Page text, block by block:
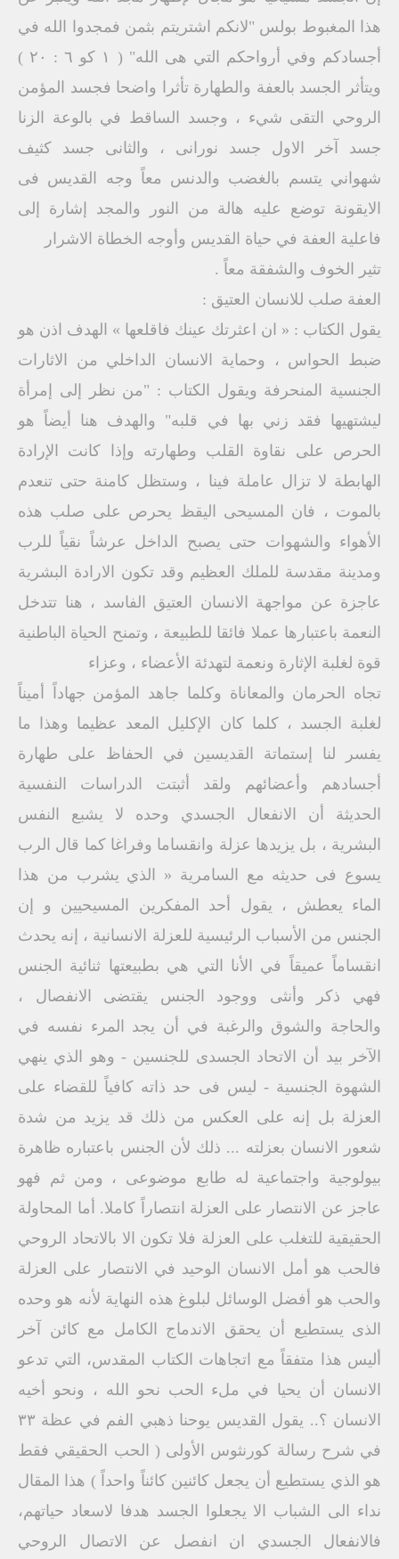
هذا المغبوط بولس "لانكم اشتريتم بثمن فمجدوا الله في
أجسادكم وفي أرواحكم التي هى الله" ( ١ کو ٦ : ٢٠ )
ويتأثر الجسد بالعفة والطهارة تأثرا واضحا فجسد المؤمن
الروحي التقى شيء ، وجسد الساقط في بالوعة الزنا
جسد آخر الاول جسد نورانى ، والثانى جسد كثيف
شهواني يتسم بالغضب والدنس معاً وجه القديس فى
الايقونة توضع عليه هالة من النور والمجد إشارة إلى
فاعلية العفة في حياة القديس وأوجه الخطاة الاشرار
تثير الخوف والشفقة معاً .
العفة صلب للانسان العتيق :
يقول الكتاب : « ان اعثرتك عينك فاقلعها » الهدف اذن هو
ضبط الحواس ، وحماية الانسان الداخلي من الاثارات
الجنسية المنحرفة ويقول الكتاب : "من نظر إلى إمرأة
ليشتهيها فقد زني بها في قلبه" والهدف هنا أيضاً هو
الحرص على نقاوة القلب وطهارته وإذا كانت الإرادة
الهابطة لا تزال عاملة فينا ، وستظل كامنة حتى تنعدم
بالموت ، فان المسيحى اليقظ يحرص على صلب هذه
الأهواء والشهوات حتى يصبح الداخل عرشاً نقياً للرب
ومدينة مقدسة للملك العظيم وقد تكون الارادة البشرية
عاجزة عن مواجهة الانسان العتيق الفاسد ، هنا تتدخل
النعمة باعتبارها عملا فائقا للطبيعة ، وتمنح الحياة الباطنية
قوة لغلبة الإثارة ونعمة لتهدئة الأعضاء ، وعزاء
تجاه الحرمان والمعاناة وكلما جاهد المؤمن جهاداً أميناً
لغلبة الجسد ، كلما كان الإكليل المعد عظيما وهذا ما
يفسر لنا إستماتة القديسين في الحفاظ على طهارة
أجسادهم وأعضائهم ولقد أثبتت الدراسات النفسية
الحديثة أن الانفعال الجسدي وحده لا يشبع النفس
البشرية ، بل يزيدها عزلة وانقساما وفراغا كما قال الرب
يسوع فى حديثه مع السامرية « الذي يشرب من هذا
الماء يعطش ، يقول أحد المفكرين المسيحيين و إن
الجنس من الأسباب الرئيسية للعزلة الانسانية ، إنه يحدث
انقساماً عميقاً في الأنا التي هي بطبيعتها ثنائية الجنس
فهي ذكر وأنثى ووجود الجنس يقتضى الانفصال ،
والحاجة والشوق والرغبة في أن يجد المرء نفسه في
الآخر بيد أن الاتحاد الجسدى للجنسين - وهو الذي ينهي
الشهوة الجنسية - ليس فى حد ذاته كافياً للقضاء على
العزلة بل إنه على العكس من ذلك قد يزيد من شدة
شعور الانسان بعزلته ... ذلك لأن الجنس باعتباره ظاهرة
بيولوجية واجتماعية له طابع موضوعى ، ومن ثم فهو
عاجز عن الانتصار على العزلة انتصاراً كاملا. أما المحاولة
الحقيقية للتغلب على العزلة فلا تكون الا بالاتحاد الروحي
فالحب هو أمل الانسان الوحيد في الانتصار على العزلة
والحب هو أفضل الوسائل لبلوغ هذه النهاية لأنه هو وحده
الذى يستطيع أن يحقق الاندماج الكامل مع كائن آخر
أليس هذا متفقاً مع اتجاهات الكتاب المقدس، التي تدعو
الانسان أن يحيا في ملء الحب نحو الله ، ونحو أخيه
الانسان ؟.. يقول القديس يوحنا ذهبي الفم في عظة ٣٣
في شرح رسالة كورنثوس الأولى ( الحب الحقيقي فقط
هو الذي يستطيع أن يجعل كائنين كائناً واحداً ) هذا المقال
نداء الى الشباب الا يجعلوا الجسد هدفا لاسعاد حياتهم،
فالانفعال الجسدي ان انفصل عن الاتصال الروحي